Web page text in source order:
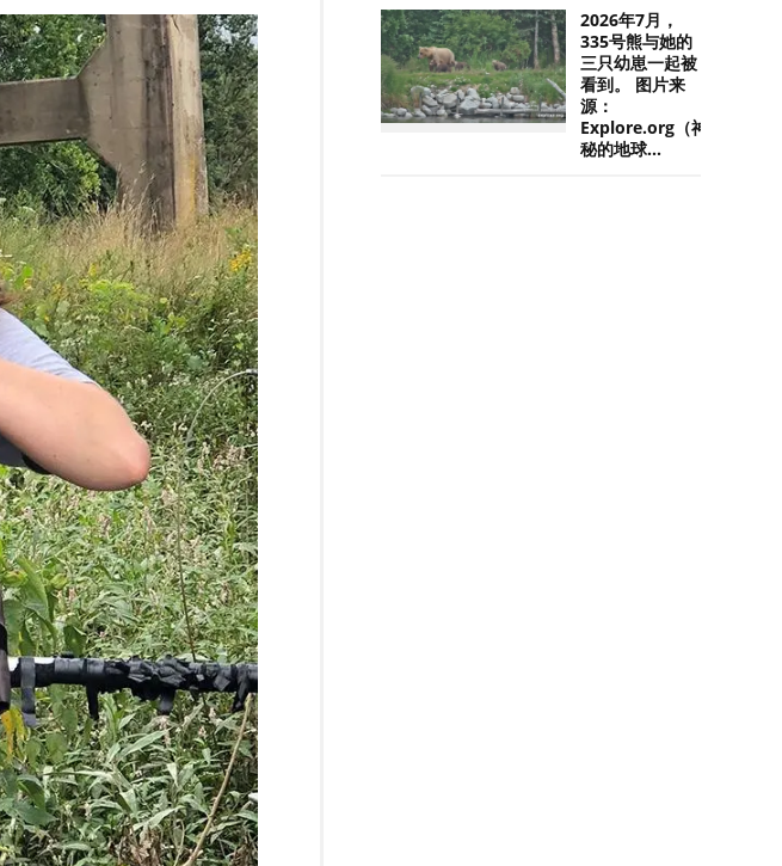
2026年7月，
335号熊与她的
三只幼崽一起被
看到。 图片来
源：
Explore.org（神
秘的地球...